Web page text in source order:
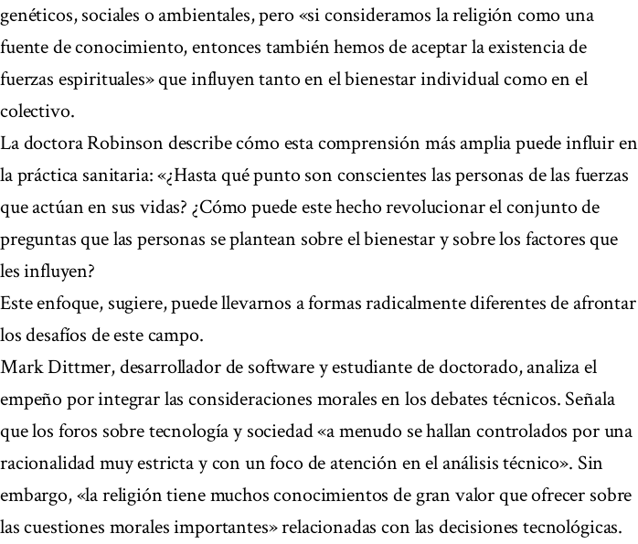
genéticos, sociales o ambientales, pero «si consideramos la religión como una
fuente de conocimiento, entonces también hemos de aceptar la existencia de
fuerzas espirituales» que influyen tanto en el bienestar individual como en el
colectivo.
La doctora Robinson describe cómo esta comprensión más amplia puede influir en
la práctica sanitaria: «¿Hasta qué punto son conscientes las personas de las fuerzas
que actúan en sus vidas? ¿Cómo puede este hecho revolucionar el conjunto de
preguntas que las personas se plantean sobre el bienestar y sobre los factores que
les influyen?
Este enfoque, sugiere, puede llevarnos a formas radicalmente diferentes de afrontar
los desafíos de este campo.
Mark Dittmer, desarrollador de software y estudiante de doctorado, analiza el
empeño por integrar las consideraciones morales en los debates técnicos. Señala
que los foros sobre tecnología y sociedad «a menudo se hallan controlados por una
racionalidad muy estricta y con un foco de atención en el análisis técnico». Sin
embargo, «la religión tiene muchos conocimientos de gran valor que ofrecer sobre
las cuestiones morales importantes» relacionadas con las decisiones tecnológicas.